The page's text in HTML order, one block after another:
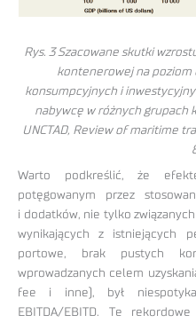
Rys. 3 Szacowane skutki
kontenerowej na poziom
konsumpcyjnych i
nabywcę w różnych grupach
UNCTAD, Review of maritime
Warto podkreślić, że
potęgowanym przez
i dodatków, nie tylko
wynikających z istniejących
portowe, brak pustych
wprowadzanych celem
fee i inne), był
EBITDA/EBITD. Te